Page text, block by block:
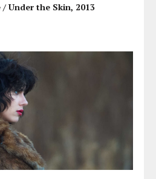
Under the Skin, 2013